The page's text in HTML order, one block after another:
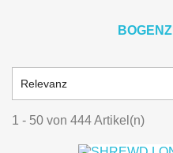
Relevanz
1 - 50 von 444 Artikel(n)